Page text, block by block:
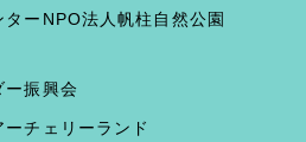
ターNPO法人帆柱自然公園
ー振興会
チェリーランド